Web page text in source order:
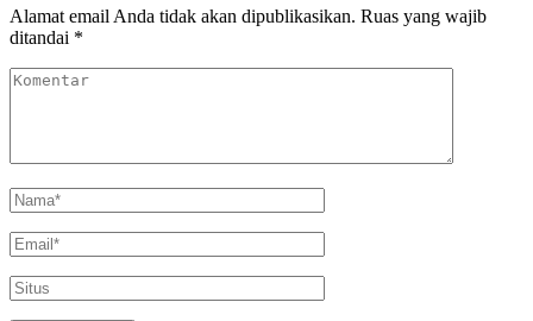
Alamat email Anda tidak akan dipublikasikan. Ruas yang wajib
ditandai *